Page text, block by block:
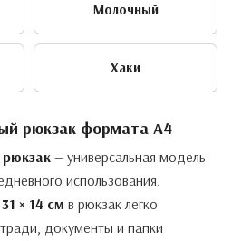
Молочный
Хаки
рюкзак формата А4
— универсальная модель
использования.
× 14 см в рюкзак легко
документы и папки